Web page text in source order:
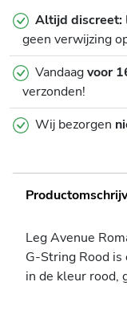
Altijd discreet:
geen verwijzing
Vandaagvoor
verzonden!
Wij bezorgen
Leg Avenue
G-String Rood
in de kleur rood,